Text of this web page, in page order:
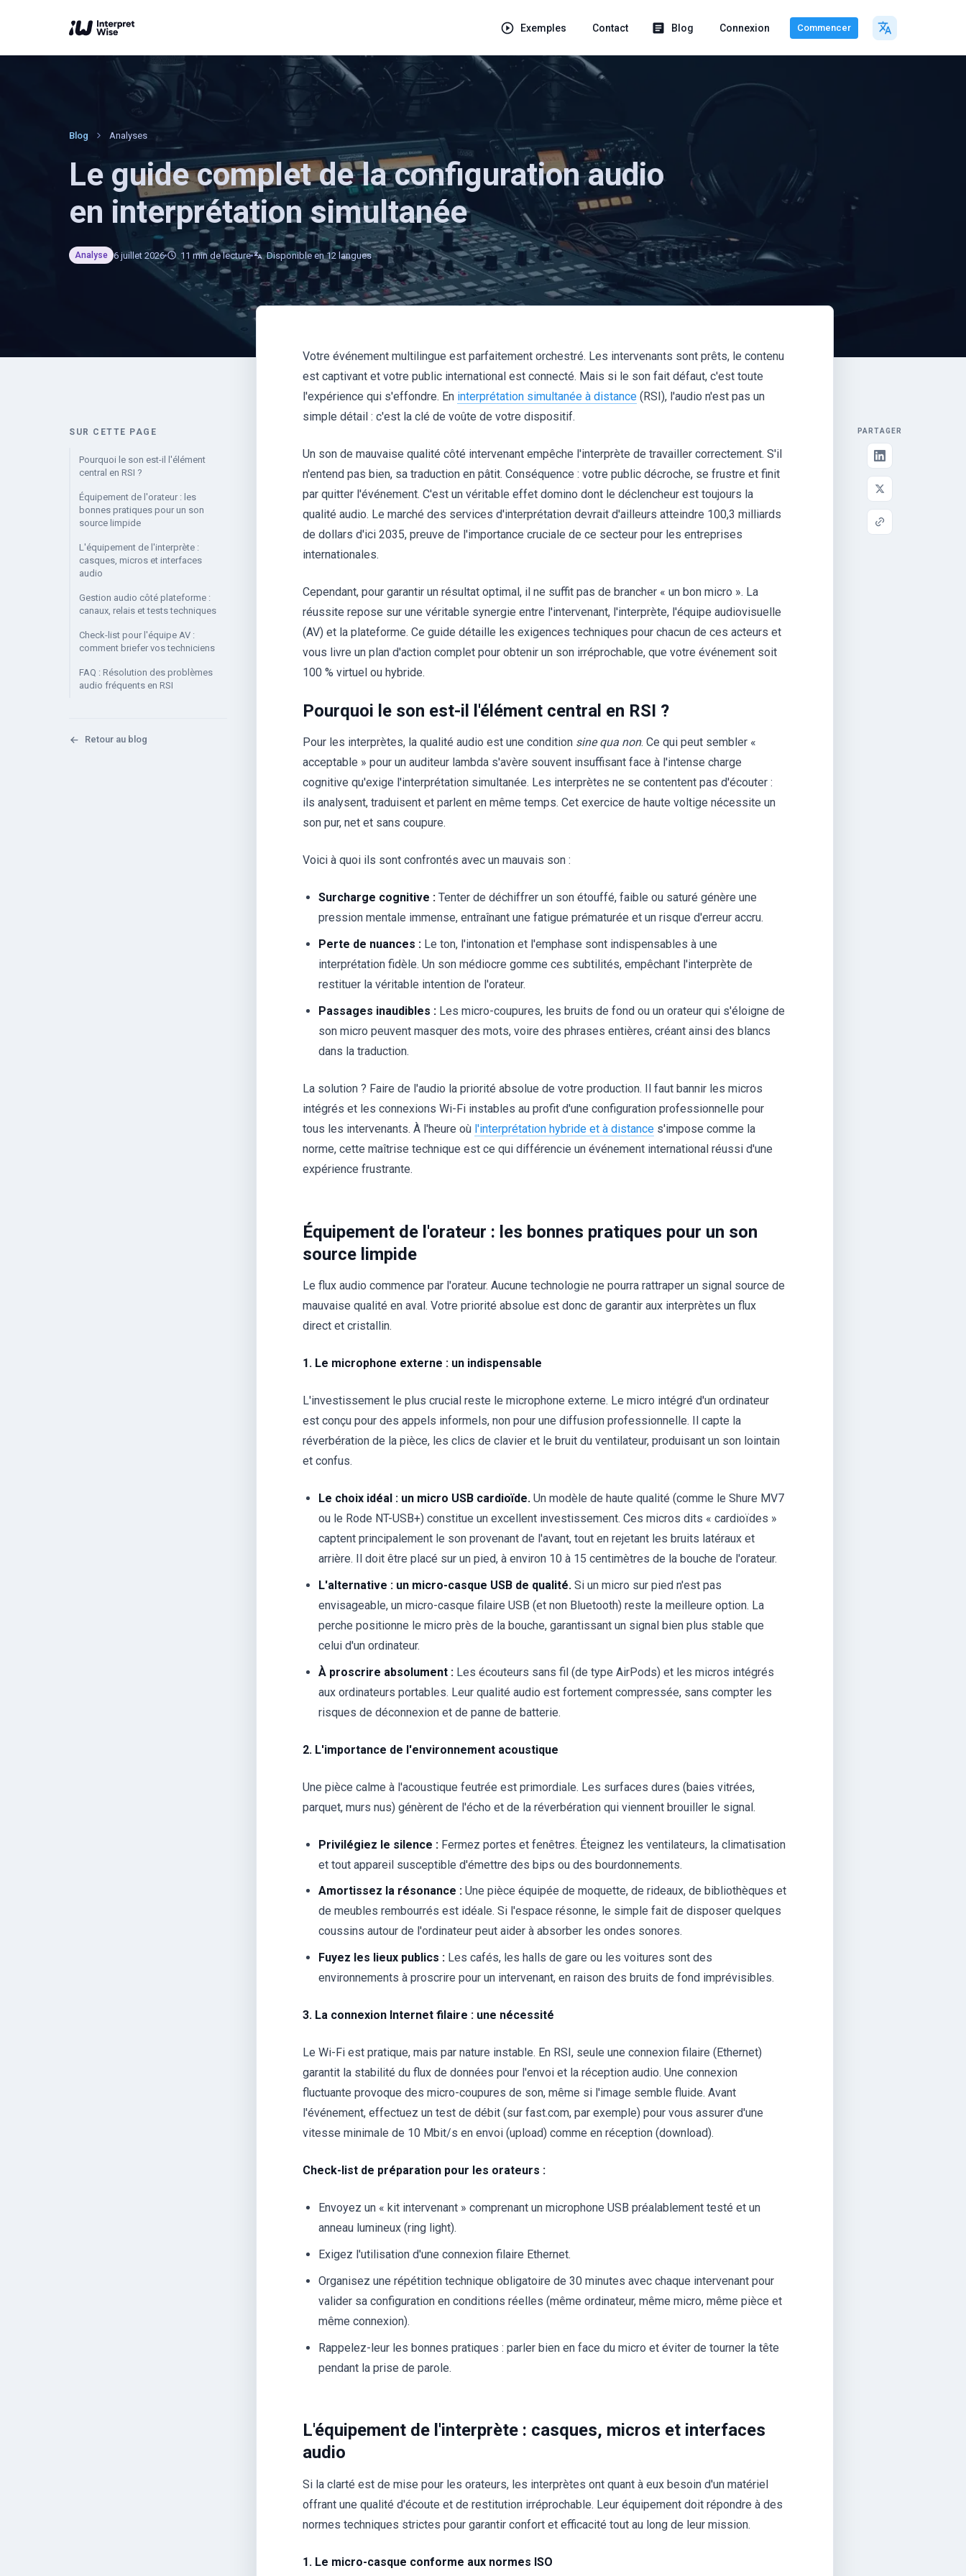
Exemples Contact Blog Connexion Commencer
Blog Analyses
Le guide complet de la configuration audio
en interprétation simultanée
Analyse 6 juillet 2026 11 min de lecture Disponible en 12 langues
SUR CETTE PAGE
Pourquoi le son est-il l'élément
central en RSI ?
Équipement de l'orateur : les
bonnes pratiques pour un son
source limpide
L'équipement de l'interprète :
casques, micros et interfaces
audio
Gestion audio côté plateforme :
canaux, relais et tests techniques
Check-list pour l'équipe AV :
comment briefer vos techniciens
FAQ : Résolution des problèmes
audio fréquents en RSI
Retour au blog
Votre événement multilingue est parfaitement orchestré. Les intervenants sont prêts, le contenu
est captivant et votre public international est connecté. Mais si le son fait défaut, c'est toute
l'expérience qui s'effondre. En interprétation simultanée à distance (RSI), l'audio n'est pas un
simple détail : c'est la clé de voûte de votre dispositif.
Un son de mauvaise qualité côté intervenant empêche l'interprète de travailler correctement. S'il
n'entend pas bien, sa traduction en pâtit. Conséquence : votre public décroche, se frustre et finit
par quitter l'événement. C'est un véritable effet domino dont le déclencheur est toujours la
qualité audio. Le marché des services d'interprétation devrait d'ailleurs atteindre 100,3 milliards
de dollars d'ici 2035, preuve de l'importance cruciale de ce secteur pour les entreprises
internationales.
Cependant, pour garantir un résultat optimal, il ne suffit pas de brancher « un bon micro ». La
réussite repose sur une véritable synergie entre l'intervenant, l'interprète, l'équipe audiovisuelle
(AV) et la plateforme. Ce guide détaille les exigences techniques pour chacun de ces acteurs et
vous livre un plan d'action complet pour obtenir un son irréprochable, que votre événement soit
100 % virtuel ou hybride.
Pourquoi le son est-il l'élément central en RSI ?
Pour les interprètes, la qualité audio est une condition sine qua non. Ce qui peut sembler «
acceptable » pour un auditeur lambda s'avère souvent insuffisant face à l'intense charge
cognitive qu'exige l'interprétation simultanée. Les interprètes ne se contentent pas d'écouter :
ils analysent, traduisent et parlent en même temps. Cet exercice de haute voltige nécessite un
son pur, net et sans coupure.
Voici à quoi ils sont confrontés avec un mauvais son :
Surcharge cognitive : Tenter de déchiffrer un son étouffé, faible ou saturé génère une
pression mentale immense, entraînant une fatigue prématurée et un risque d'erreur accru.
Perte de nuances : Le ton, l'intonation et l'emphase sont indispensables à une
interprétation fidèle. Un son médiocre gomme ces subtilités, empêchant l'interprète de
restituer la véritable intention de l'orateur.
Passages inaudibles : Les micro-coupures, les bruits de fond ou un orateur qui s'éloigne de
son micro peuvent masquer des mots, voire des phrases entières, créant ainsi des blancs
dans la traduction.
La solution ? Faire de l'audio la priorité absolue de votre production. Il faut bannir les micros
intégrés et les connexions Wi-Fi instables au profit d'une configuration professionnelle pour
tous les intervenants. À l'heure où l'interprétation hybride et à distance s'impose comme la
norme, cette maîtrise technique est ce qui différencie un événement international réussi d'une
expérience frustrante.
Équipement de l'orateur : les bonnes pratiques pour un son
source limpide
Le flux audio commence par l'orateur. Aucune technologie ne pourra rattraper un signal source de
mauvaise qualité en aval. Votre priorité absolue est donc de garantir aux interprètes un flux
direct et cristallin.
1. Le microphone externe : un indispensable
L'investissement le plus crucial reste le microphone externe. Le micro intégré d'un ordinateur
est conçu pour des appels informels, non pour une diffusion professionnelle. Il capte la
réverbération de la pièce, les clics de clavier et le bruit du ventilateur, produisant un son lointain
et confus.
Le choix idéal : un micro USB cardioïde. Un modèle de haute qualité (comme le Shure MV7
ou le Rode NT-USB+) constitue un excellent investissement. Ces micros dits « cardioïdes »
captent principalement le son provenant de l'avant, tout en rejetant les bruits latéraux et
arrière. Il doit être placé sur un pied, à environ 10 à 15 centimètres de la bouche de l'orateur.
L'alternative : un micro-casque USB de qualité. Si un micro sur pied n'est pas
envisageable, un micro-casque filaire USB (et non Bluetooth) reste la meilleure option. La
perche positionne le micro près de la bouche, garantissant un signal bien plus stable que
celui d'un ordinateur.
À proscrire absolument : Les écouteurs sans fil (de type AirPods) et les micros intégrés
aux ordinateurs portables. Leur qualité audio est fortement compressée, sans compter les
risques de déconnexion et de panne de batterie.
2. L'importance de l'environnement acoustique
Une pièce calme à l'acoustique feutrée est primordiale. Les surfaces dures (baies vitrées,
parquet, murs nus) génèrent de l'écho et de la réverbération qui viennent brouiller le signal.
Privilégiez le silence : Fermez portes et fenêtres. Éteignez les ventilateurs, la climatisation
et tout appareil susceptible d'émettre des bips ou des bourdonnements.
Amortissez la résonance : Une pièce équipée de moquette, de rideaux, de bibliothèques et
de meubles rembourrés est idéale. Si l'espace résonne, le simple fait de disposer quelques
coussins autour de l'ordinateur peut aider à absorber les ondes sonores.
Fuyez les lieux publics : Les cafés, les halls de gare ou les voitures sont des
environnements à proscrire pour un intervenant, en raison des bruits de fond imprévisibles.
3. La connexion Internet filaire : une nécessité
Le Wi-Fi est pratique, mais par nature instable. En RSI, seule une connexion filaire (Ethernet)
garantit la stabilité du flux de données pour l'envoi et la réception audio. Une connexion
fluctuante provoque des micro-coupures de son, même si l'image semble fluide. Avant
l'événement, effectuez un test de débit (sur fast.com, par exemple) pour vous assurer d'une
vitesse minimale de 10 Mbit/s en envoi (upload) comme en réception (download).
Check-list de préparation pour les orateurs :
Envoyez un « kit intervenant » comprenant un microphone USB préalablement testé et un
anneau lumineux (ring light).
Exigez l'utilisation d'une connexion filaire Ethernet.
Organisez une répétition technique obligatoire de 30 minutes avec chaque intervenant pour
valider sa configuration en conditions réelles (même ordinateur, même micro, même pièce et
même connexion).
Rappelez-leur les bonnes pratiques : parler bien en face du micro et éviter de tourner la tête
pendant la prise de parole.
L'équipement de l'interprète : casques, micros et interfaces
audio
Si la clarté est de mise pour les orateurs, les interprètes ont quant à eux besoin d'un matériel
offrant une qualité d'écoute et de restitution irréprochable. Leur équipement doit répondre à des
normes techniques strictes pour garantir confort et efficacité tout au long de leur mission.
1. Le micro-casque conforme aux normes ISO
PARTAGER